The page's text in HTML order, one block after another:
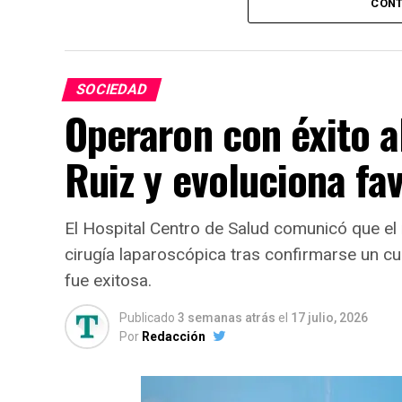
acceso restringido de la provincia de
concretaron la pertinente clasificación
SOCIEDAD
Operaron con éxito
Ruiz y evoluciona
El Hospital Centro de Salud comunicó que
cirugía laparoscópica tras confirmarse un
fue exitosa.
Publicado 3 semanas atrás el 17 julio, 2026
Por Redacción